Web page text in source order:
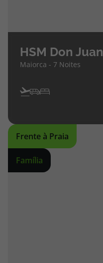
HSM Don Juan
Maiorca - 7 Noites
Frente à Praia
Família